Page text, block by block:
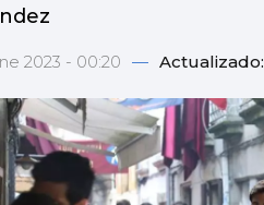
2023 - 00:20 — Actualizado: